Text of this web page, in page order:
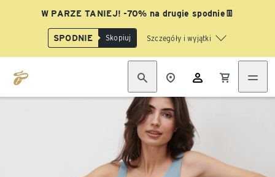
W PARZE TANIEJ! -70% na drugie spodnie👖
SPODNIE Skopiuj Szczegóły i wyjątki